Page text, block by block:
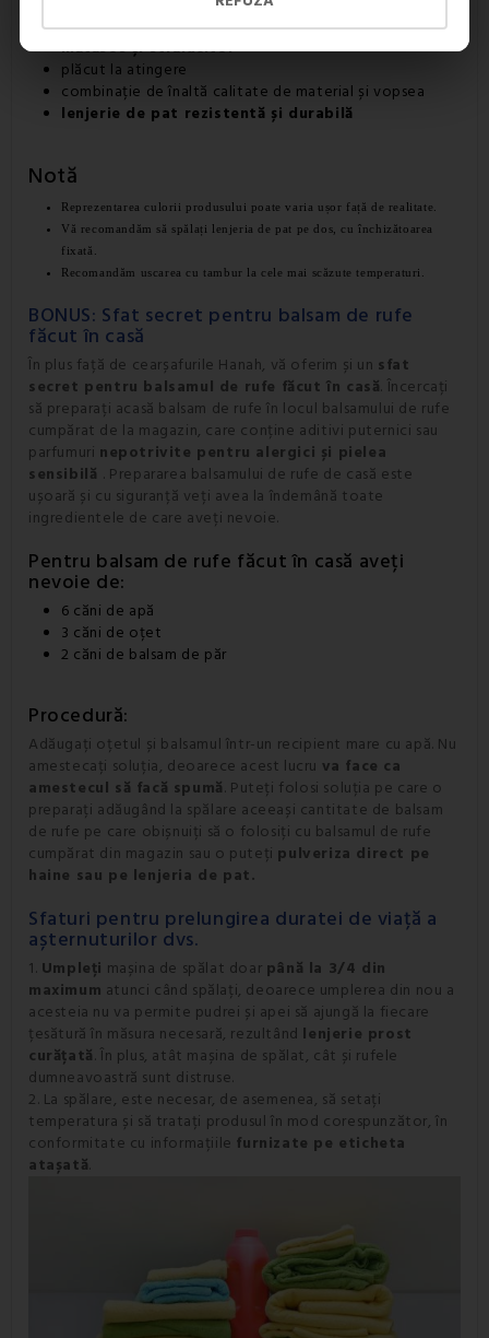
120 g/m2 greutate bumbac
mătăsos și strălucitor
plăcut la atingere
combinație de înaltă calitate de material și vopsea
lenjerie de pat rezistentă și durabilă
Notă
Reprezentarea culorii produsului poate varia ușor față de realitate.
Vă recomandăm să spălați lenjeria de pat pe dos, cu închizătoarea
fixată.
Recomandăm uscarea cu tambur la cele mai scăzute temperaturi.
BONUS: Sfat secret pentru balsam de rufe
făcut în casă
În plus față de cearșafurile Hanah, vă oferim și un sfat
secret pentru balsamul de rufe făcut în casă. Încercați
să preparați acasă balsam de rufe în locul balsamului de rufe
cumpărat de la magazin, care conține aditivi puternici sau
parfumuri nepotrivite pentru alergici și pielea
sensibilă . Prepararea balsamului de rufe de casă este
ușoară și cu siguranță veți avea la îndemână toate
ingredientele de care aveți nevoie.
Pentru balsam de rufe făcut în casă aveți
nevoie de:
6 căni de apă
3 căni de oțet
2 căni de balsam de păr
Procedură:
Adăugați oțetul și balsamul într-un recipient mare cu apă. Nu
amestecați soluția, deoarece acest lucru va face ca
amestecul să facă spumă. Puteți folosi soluția pe care o
preparați adăugând la spălare aceeași cantitate de balsam
de rufe pe care obișnuiți să o folosiți cu balsamul de rufe
cumpărat din magazin sau o puteți pulveriza direct pe
haine sau pe lenjeria de pat.
Sfaturi pentru prelungirea duratei de viață a
așternuturilor dvs.
1. Umpleți mașina de spălat doar până la 3/4 din
maximum atunci când spălați, deoarece umplerea din nou a
acesteia nu va permite pudrei și apei să ajungă la fiecare
țesătură în măsura necesară, rezultând lenjerie prost
curățată. În plus, atât mașina de spălat, cât și rufele
dumneavoastră sunt distruse.
2. La spălare, este necesar, de asemenea, să setați
temperatura și să tratați produsul în mod corespunzător, în
conformitate cu informațiile furnizate pe eticheta
atașată.